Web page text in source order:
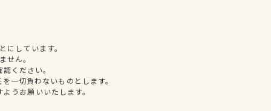
しています。
せん。
ください。
一切負わないものとします。
うお願いいたします。